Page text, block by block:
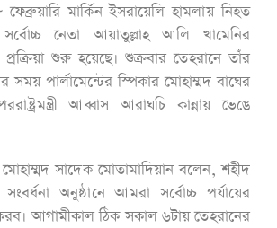
মার্কিন-ইসরায়েলি হামলায় নিহত
নেতা আয়াতুল্লাহ আলি খামেনির
প্রক্রিয়া শুরু হয়েছে। শুক্রবার তেহরানে তাঁর
সময় পার্লামেন্টের স্পিকার মোহাম্মদ বাঘের
আব্বাস আরাঘচি কান্নায় ভেঙে
সাদেক মোতামাদিয়ান বলেন, শহীদ
অনুষ্ঠানে আমরা সর্বোচ্চ পর্যায়ের
করব। আগামীকাল ঠিক সকাল ৬টায় তেহরানের